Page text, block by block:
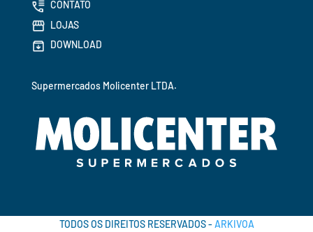
CONTATO
LOJAS
DOWNLOAD
Supermercados Molicenter LTDA.
TODOS OS DIREITOS RESERVADOS - ARKIVOA